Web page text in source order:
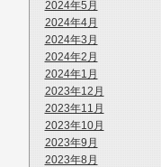
2024年5月
2024年4月
2024年3月
2024年2月
2024年1月
2023年12月
2023年11月
2023年10月
2023年9月
2023年8月